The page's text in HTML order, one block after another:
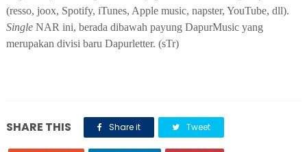
(resso, joox, Spotify, iTunes, Apple music, napster, YouTube, dll).
Single NAR ini, berada dibawah payung DapurMusic yang
merupakan divisi baru Dapurletter. (sTr)
SHARE THIS Share it Tweet